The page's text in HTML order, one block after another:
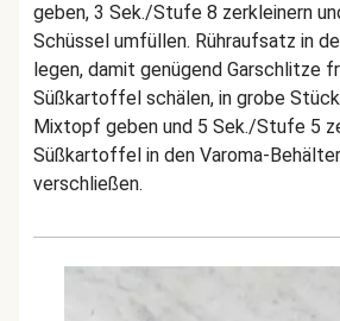
geben, 3 Sek./Stufe 8 zerkleinern
Schüssel umfüllen. Rühraufsatz in
legen, damit genügend Garschlitze
Süßkartoffel schälen, in grobe
Mixtopf geben und 5 Sek./Stufe 5
Süßkartoffel in den Varoma-
verschließen.